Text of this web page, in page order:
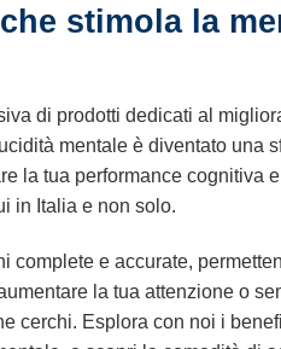
stimola la
di prodotti dedicati al
mentale è diventato una
la tua performance
in Italia e non solo.
complete e accurate,
la tua attenzione o
cerchi. Esplora con noi i